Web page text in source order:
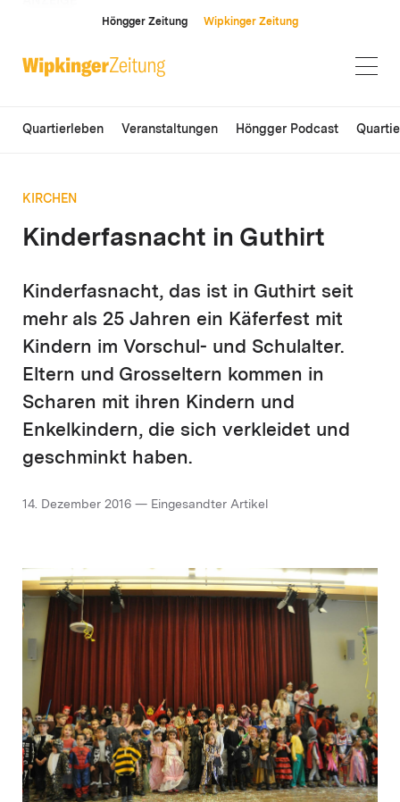
Höngger Zeitung Wipkinger Zeitung
Quartierleben Veranstaltungen Höngger Podcast
KIRCHEN
Kinderfasnacht in Guthirt
Kinderfasnacht, das ist in Guthirt seit
mehr als 25 Jahren ein Käferfest mit
Kindern im Vorschul- und Schulalter.
Eltern und Grosseltern kommen in
Scharen mit ihren Kindern und
Enkelkindern, die sich verkleidet und
geschminkt haben.
14. Dezember 2016 — Eingesandter Artikel